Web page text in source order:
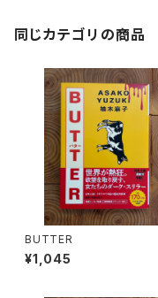
同じカテゴリの商品
BUTTER
¥1,045